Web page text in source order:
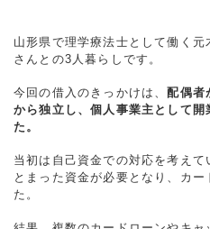
山形県で理学療法士として働く
さんとの3人暮らしです。
今回の借入のきっかけは、配偶者
から独立し、個人事業主として
た。
当初は自己資金での対応を考え
とまった資金が必要となり、カ
た。